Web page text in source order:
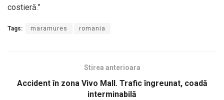
costieră.”
Tags: maramures romania
Stirea anterioara
Accident în zona Vivo Mall. Trafic îngreunat, coadă
interminabilă